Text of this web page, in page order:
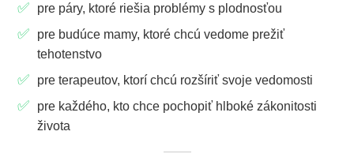
pre páry, ktoré riešia problémy s plodnosťou
pre budúce mamy, ktoré chcú vedome prežiť
tehotenstvo
pre terapeutov, ktorí chcú rozšíriť svoje vedomosti
pre každého, kto chce pochopiť hlboké zákonitosti
života